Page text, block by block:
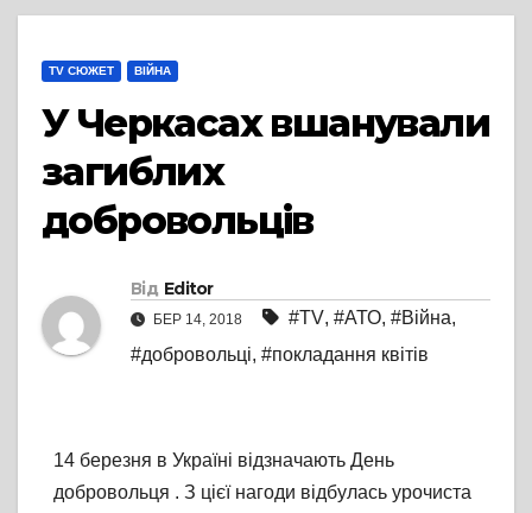
TV СЮЖЕТ ВІЙНА
У Черкасах вшанували
загиблих
добровольців
Від Editor
БЕР 14, 2018 #TV, #АТО, #Війна,
#добровольці, #покладання квітів
14 березня в Україні відзначають День
добровольця . З цієї нагоди відбулась урочиста